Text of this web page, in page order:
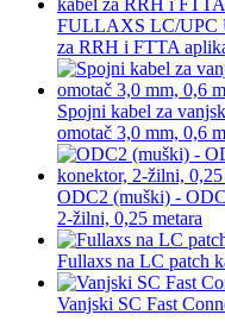
FULLAXS LC/UPC
za RRH i FTTA
Spojni kabel za
omotač 3,0 mm, 0,6
ODC2 (muški) -
2-žilni, 0,25 metara
Fullaxs na LC patch
Vanjski SC Fast